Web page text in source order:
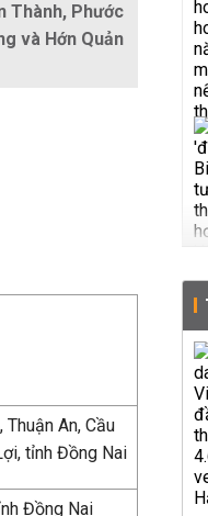
Thành, Phước
và Hớn Quản
An, Cầu
tỉnh Đồng Nai
Đồng Nai